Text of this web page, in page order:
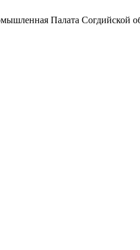
Палата Согдийской